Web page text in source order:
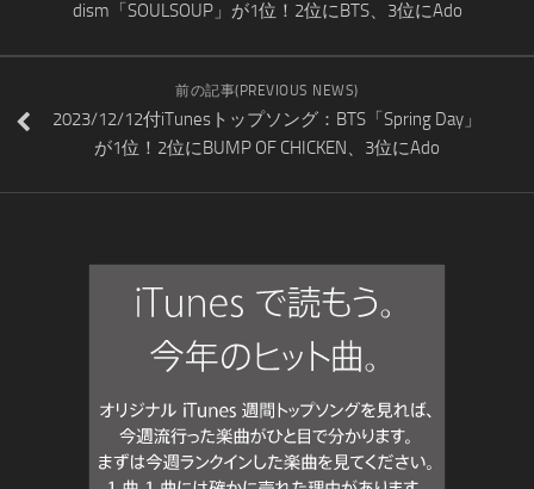
dism「SOULSOUP」が1位！2位にBTS、3位にAdo
前の記事(PREVIOUS NEWS)
2023/12/12付iTunesトップソング：BTS「Spring Day」
が1位！2位にBUMP OF CHICKEN、3位にAdo